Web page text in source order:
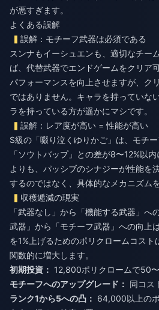
が悪すぎます。
よくある誤解
誤解：モチーフ武器は必須である
スンナもイーシュエンも、適切なチー
ば、代替武器でエンドゲームをクリア
パフォーマンスを向上させますが、ク
ではありません。キャラを持っていな
ラを持っている方が遥かにマシです。
誤解：レア度が高い = 性能が高い
S級の「啜り泣くゆりかご」は、モチ
「ソウトバップ」との差が8〜12%以
よりも、パッシブのシナジーが性能を
するのではなく、具体的なメカニズム
収穫逓減の現実
「武器なし」から「機能する武器」へ
武器」から「モチーフ武器」への向上
を1%上げるためのポリクロームコス
関数的に増大します。
初期投資： 12,800ポリクロームで50
モチーフへのアップグレード： 同コス
ランク1から5への凸： 64,000以上の